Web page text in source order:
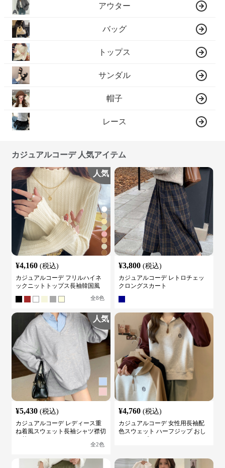
アウター
バッグ
トップス
サンダル
帽子
レース
カジュアルコーデ 人気アイテム
人気
¥4,160 (税込)
カジュアルコーデ フリルハイネ
ックニットトップス長袖韓国風
全8色
¥3,800 (税込)
カジュアルコーデ レトロチェッ
クロングスカート
人気
¥5,430 (税込)
カジュアルコーデ レディース重
ね着風スウェット長袖シャツ襟切
全2色
¥4,760 (税込)
カジュアルコーデ 女性用長袖配
色スウェット ハーフジップ おし